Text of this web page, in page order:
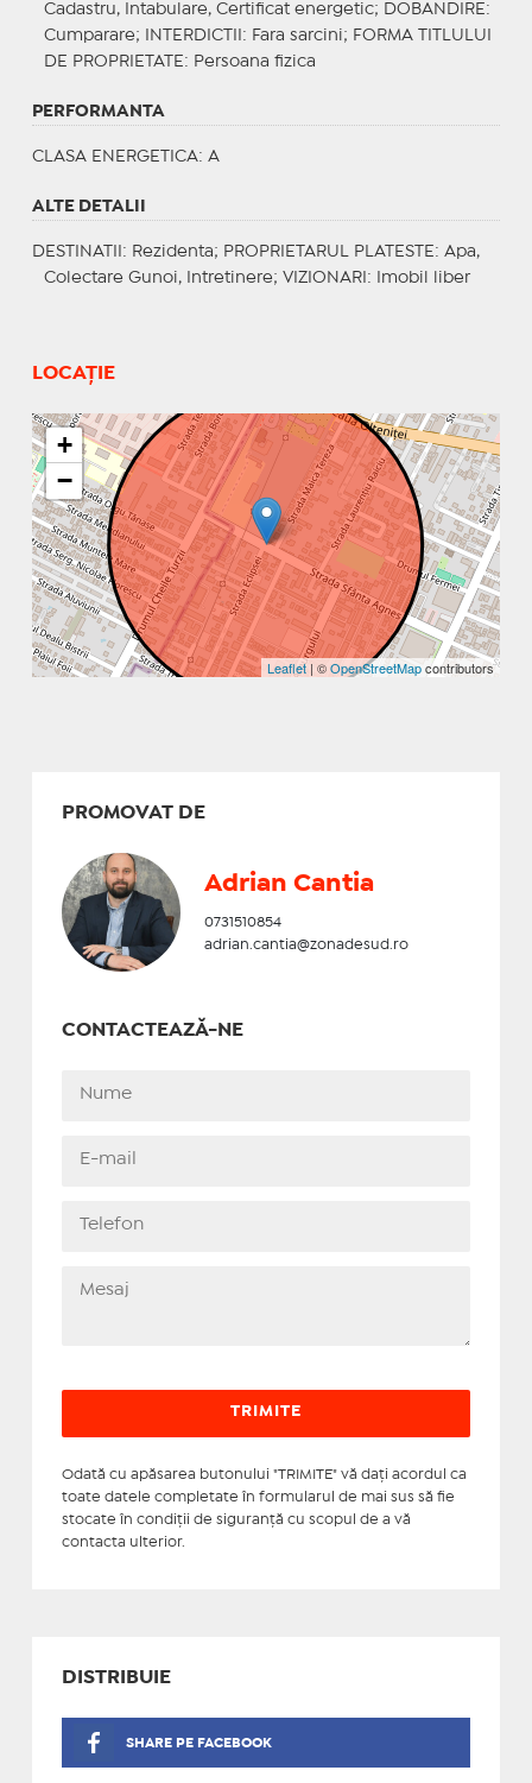
Cadastru, Intabulare, Certificat energetic;
DOBANDIRE :
Cumparare;
INTERDICTII : Fara sarcini; FORMA TITLULUI
DE PROPRIETATE : Persoana fizica
PERFORMANTA
CLASA ENERGETICA: A
ALTE DETALII
DESTINATII : Rezidenta; PROPRIETARUL PLATESTE : Apa,
Colectare Gunoi, Intretinere; VIZIONARI : Imobil liber
LOCAȚIE
+
−
Leaflet| ©OpenStreetMapcontributors
PROMOVAT DE
Adrian Cantia
0731510854
adrian.cantia@zonadesud.ro
CONTACTEAZĂ-NE
Odată cu apăsarea butonului "TRIMITE" vă daţi acordul ca
toate datele completate în formularul de mai sus să fie
stocate în condiţii de siguranţă cu scopul de a vă
contacta ulterior.
DISTRIBUIE
SHARE PE FACEBOOK